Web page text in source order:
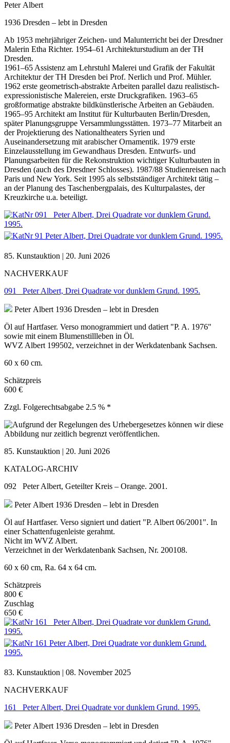
Peter Albert
1936 Dresden – lebt in Dresden
Ab 1953 mehrjähriger Zeichen- und Malunterricht bei der Dresdner
Malerin Etha Richter. 1954–61 Architekturstudium an der TH
Dresden.
1961–65 Assistenz am Lehrstuhl Malerei und Grafik der Fakultät
Architektur der TH Dresden bei Prof. Nerlich und Prof. Mühler.
1962 erste geometrisch-abstrakte Arbeiten parallel dazu realistisch-
expressionistische Malereien, erste Druckgrafiken. 1963–65
großformatige abstrakte bildkünstlerische Arbeiten an Gebäuden.
1965–95 Architekt am Institut für Kulturbauten Berlin/Dresden,
später Planungsgruppe Versammlungsstätten. 1973–77 Mitarbeit an
der Projektierung des Nationaltheaters Syrien und
Auseinandersetzung mit arabischer Ornamentik. 1979 erste
Einzelausstellung im Gewandhaus Dresden. Entwurfs- und
Planungsarbeiten für die Rekonstruktion wichtiger Kulturbauten in
Dresden (auch des Dresdner Schlosses). 1987/88 Studienreisen nach
Paris und New York. Seit 1995 als selbstständiger Architekt tätig –
an der Planung des Taschenbergpalais, des Kulturpalastes, der
Kreuzkirche u.a. beteiligt.
85. Kunstauktion | 20. Juni 2026
NACHVERKAUF
091 Peter Albert, Drei Quadrate vor dunklem Grund. 1995.
Peter Albert 1936 Dresden – lebt in Dresden
Öl auf Hartfaser. Verso monogrammiert und datiert "P. A. 1976"
sowie mit einem Blumenstillleben in Öl.
WVZ Albert 199502, verzeichnet in der Werkdatenbank Sachsen.
60 x 60 cm.
Schätzpreis
600 €
Zzgl. Folgerechtsabgabe 2.5 % *
85. Kunstauktion | 20. Juni 2026
KATALOG-ARCHIV
092 Peter Albert, Geteilter Kreis – Orange. 2001.
Peter Albert 1936 Dresden – lebt in Dresden
Öl auf Hartfaser. Verso signiert und datiert "P. Albert 06/2001". In
einer Schattenfugenleiste gerahmt.
Nicht im WVZ Albert.
Verzeichnet in der Werkdatenbank Sachsen, Nr. 200108.
60 x 60 cm, Ra. 64 x 64 cm.
Schätzpreis
800 €
Zuschlag
650 €
83. Kunstauktion | 08. November 2025
NACHVERKAUF
161 Peter Albert, Drei Quadrate vor dunklem Grund. 1995.
Peter Albert 1936 Dresden – lebt in Dresden